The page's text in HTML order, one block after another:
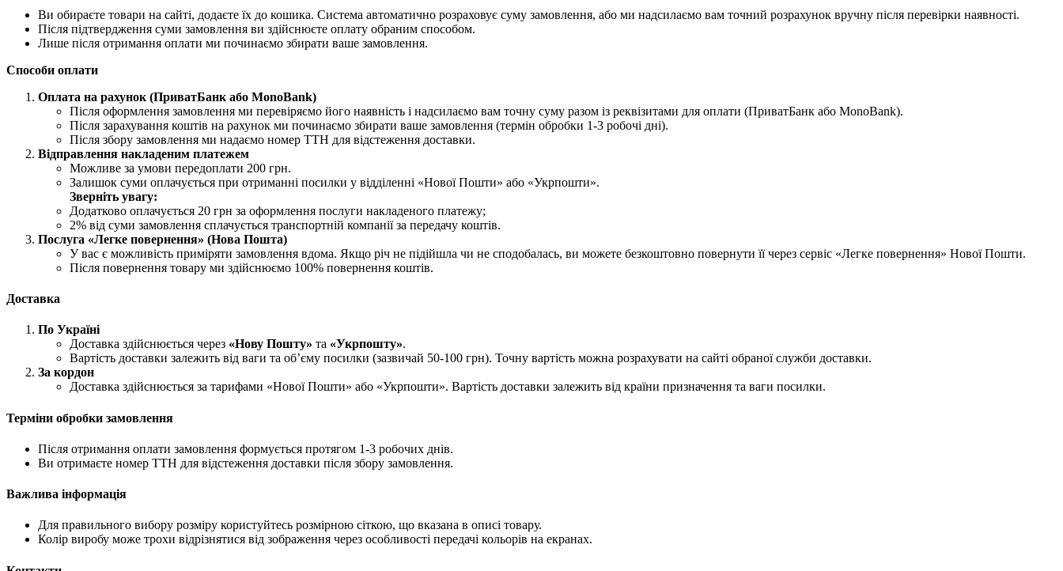
Ви обираєте товари на сайті, додаєте їх до кошика. Система автоматично розраховує суму замовлення, або ми надсилаємо вам точний розрахунок вручну після перевірки наявності.
Після підтвердження суми замовлення ви здійснюєте оплату обраним способом.
Лише після отримання оплати ми починаємо збирати ваше замовлення.
Способи оплати
Оплата на рахунок (ПриватБанк або MonoBank)
Після оформлення замовлення ми перевіряємо його наявність і надсилаємо вам точну суму разом із реквізитами для оплати (ПриватБанк або MonoBank).
Після зарахування коштів на рахунок ми починаємо збирати ваше замовлення (термін обробки 1-3 робочі дні).
Після збору замовлення ми надаємо номер ТТН для відстеження доставки.
Відправлення накладеним платежем
Можливе за умови передоплати 200 грн.
Залишок суми оплачується при отриманні посилки у відділенні «Нової Пошти» або «Укрпошти».
Зверніть увагу:
Додатково оплачується 20 грн за оформлення послуги накладеного платежу;
2% від суми замовлення сплачується транспортній компанії за передачу коштів.
Послуга «Легке повернення» (Нова Пошта)
У вас є можливість приміряти замовлення вдома. Якщо річ не підійшла чи не сподобалась, ви можете безкоштовно повернути її через сервіс «Легке повернення» Нової Пошти.
Після повернення товару ми здійснюємо 100% повернення коштів.
Доставка
По Україні
Доставка здійснюється через «Нову Пошту» та «Укрпошту».
Вартість доставки залежить від ваги та об’єму посилки (зазвичай 50-100 грн). Точну вартість можна розрахувати на сайті обраної служби доставки.
За кордон
Доставка здійснюється за тарифами «Нової Пошти» або «Укрпошти». Вартість доставки залежить від країни призначення та ваги посилки.
Терміни обробки замовлення
Після отримання оплати замовлення формується протягом 1-3 робочих днів.
Ви отримаєте номер ТТН для відстеження доставки після збору замовлення.
Важлива інформація
Для правильного вибору розміру користуйтесь розмірною сіткою, що вказана в описі товару.
Колір виробу може трохи відрізнятися від зображення через особливості передачі кольорів на екранах.